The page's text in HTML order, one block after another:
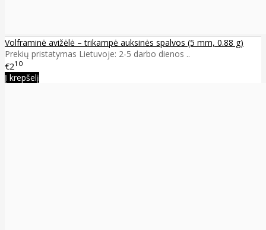
Volframinė avižėlė – trikampė auksinės spalvos (5 mm, 0.88 g)
Prekių pristatymas Lietuvoje: 2-5 darbo dienos ..
€210
Į krepšelį